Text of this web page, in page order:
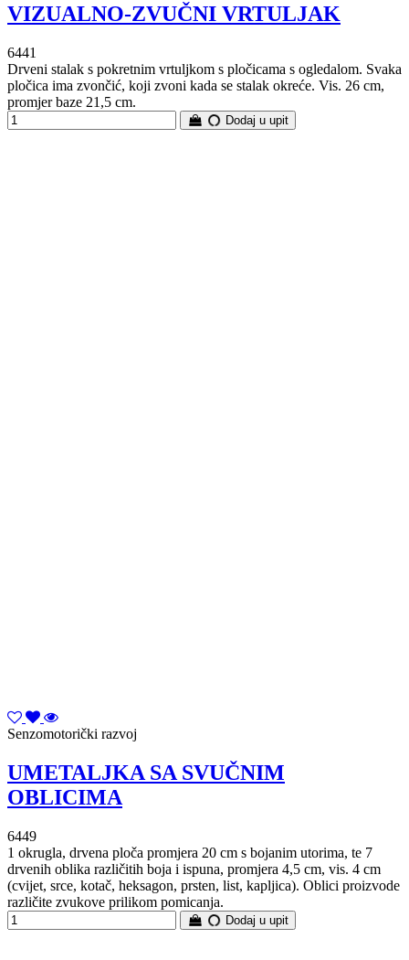
VIZUALNO-ZVUČNI VRTULJAK
6441
Drveni stalak s pokretnim vrtuljkom s pločicama s ogledalom. Svaka
pločica ima zvončić, koji zvoni kada se stalak okreće. Vis. 26 cm,
promjer baze 21,5 cm.
Dodaj u upit
Senzomotorički razvoj
UMETALJKA SA SVUČNIM
OBLICIMA
6449
1 okrugla, drvena ploča promjera 20 cm s bojanim utorima, te 7
drvenih oblika različitih boja i ispuna, promjera 4,5 cm, vis. 4 cm
(cvijet, srce, kotač, heksagon, prsten, list, kapljica). Oblici proizvode
različite zvukove prilikom pomicanja.
Dodaj u upit